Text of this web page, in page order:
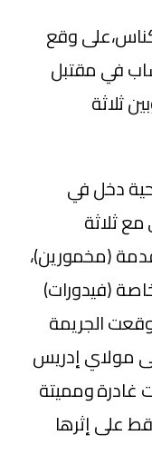
وقع
في مقتبل
ثلاثة
دخل في
ثلاثة
(مخمورين)،
(فيدورات)
الجريمة
مولاي إدريس
غادرة ومميتة
على إثرها